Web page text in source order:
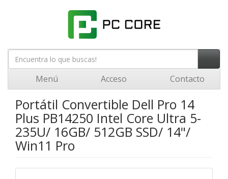
Menú Acceso Contacto
Portátil Convertible Dell Pro 14
Plus PB14250 Intel Core Ultra 5-
235U/ 16GB/ 512GB SSD/ 14"/
Win11 Pro